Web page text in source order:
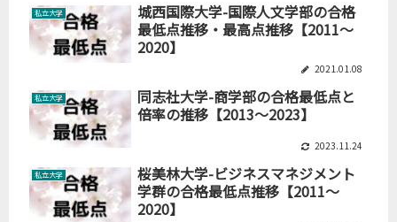
私立大学
城西国際大学-国際人文学部の合格
最低点推移・最高点推移【2011～
2020】
2021.01.08
私立大学
同志社大学-商学部の合格最低点と
倍率の推移【2013～2023】
2023.11.24
私立大学
桜美林大学-ビジネスマネジメント
学群の合格最低点推移【2011～
2020】